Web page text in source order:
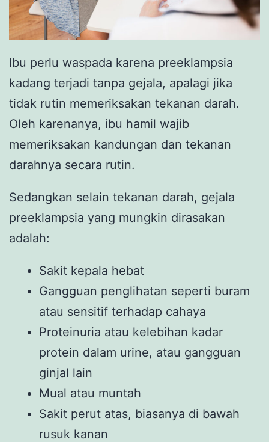
Ibu perlu waspada karena preeklampsia
kadang terjadi tanpa gejala, apalagi jika
tidak rutin memeriksakan tekanan darah.
Oleh karenanya, ibu hamil wajib
memeriksakan kandungan dan tekanan
darahnya secara rutin.
Sedangkan selain tekanan darah, gejala
preeklampsia yang mungkin dirasakan
adalah:
Sakit kepala hebat
Gangguan penglihatan seperti buram
atau sensitif terhadap cahaya
Proteinuria atau kelebihan kadar
protein dalam urine, atau gangguan
ginjal lain
Mual atau muntah
Sakit perut atas, biasanya di bawah
rusuk kanan